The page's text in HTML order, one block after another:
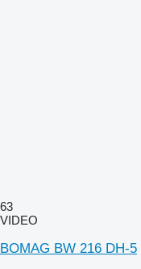
63
VIDEO
BOMAG BW 216 DH-5